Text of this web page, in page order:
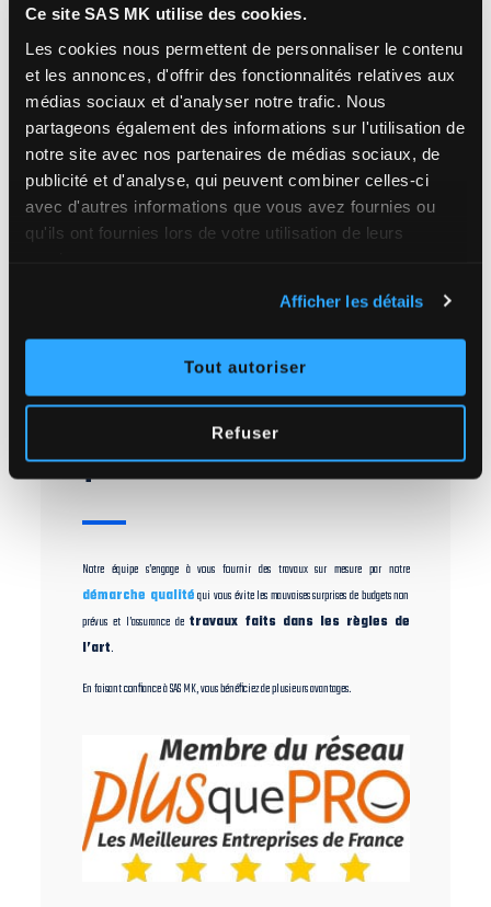
Ce site SAS MK utilise des cookies.
Les cookies nous permettent de personnaliser le contenu
et les annonces, d'offrir des fonctionnalités relatives aux
médias sociaux et d'analyser notre trafic. Nous
partageons également des informations sur l'utilisation de
notre site avec nos partenaires de médias sociaux, de
publicité et d'analyse, qui peuvent combiner celles-ci
avec d'autres informations que vous avez fournies ou
qu'ils ont fournies lors de votre utilisation de leurs
Afficher les détails
Tout autoriser
Refuser
MÈTRES LINÉAIRES DE GOUTTIÈRES POSÉES /
AN
8 000
M² DE TOITURES TRAITÉES / AN
choisir SAS MK
?
Notre équipe s’engage à vous fournir des travaux sur mesure par notre
démarche qualitéqui vous évite les mauvaises surprises de budgets non
prévus et l’assurance detravaux faits dans les règles de
l’art.
En faisant confiance à SAS MK, vous bénéficiez de plusieurs avantages.